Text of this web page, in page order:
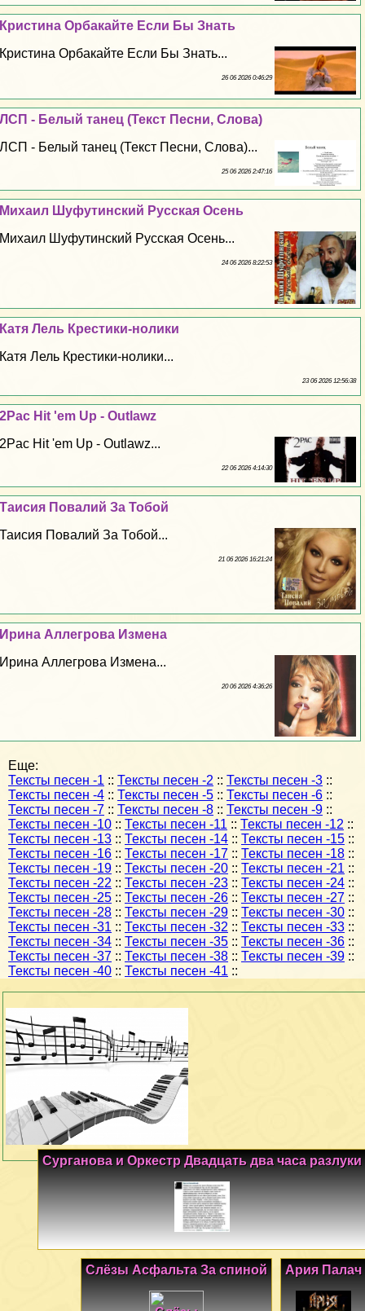
Кристина Орбакайте Если Бы Знать
Кристина Орбакайте Если Бы Знать...
26 06 2026 0:46:29
ЛСП - Белый танец (Текст Песни, Слова)
ЛСП - Белый танец (Текст Песни, Слова)...
25 06 2026 2:47:16
Михаил Шуфутинский Русская Осень
Михаил Шуфутинский Русская Осень...
24 06 2026 8:22:53
Катя Лель Крестики-нолики
Катя Лель Крестики-нолики...
23 06 2026 12:56:38
2Pac Hit 'em Up - Outlawz
2Pac Hit 'em Up - Outlawz...
22 06 2026 4:14:30
Таисия Повалий За Тобой
Таисия Повалий За Тобой...
21 06 2026 16:21:24
Ирина Аллегрова Измена
Ирина Аллегрова Измена...
20 06 2026 4:36:26
Еще:
Тексты песен -1 :: Тексты песен -2 :: Тексты песен -3 ::
Тексты песен -4 :: Тексты песен -5 :: Тексты песен -6 ::
Тексты песен -7 :: Тексты песен -8 :: Тексты песен -9 ::
Тексты песен -10 :: Тексты песен -11 :: Тексты песен -12 ::
Тексты песен -13 :: Тексты песен -14 :: Тексты песен -15 ::
Тексты песен -16 :: Тексты песен -17 :: Тексты песен -18 ::
Тексты песен -19 :: Тексты песен -20 :: Тексты песен -21 ::
Тексты песен -22 :: Тексты песен -23 :: Тексты песен -24 ::
Тексты песен -25 :: Тексты песен -26 :: Тексты песен -27 ::
Тексты песен -28 :: Тексты песен -29 :: Тексты песен -30 ::
Тексты песен -31 :: Тексты песен -32 :: Тексты песен -33 ::
Тексты песен -34 :: Тексты песен -35 :: Тексты песен -36 ::
Тексты песен -37 :: Тексты песен -38 :: Тексты песен -39 ::
Тексты песен -40 :: Тексты песен -41 ::
Сурганова и Оркестр Двадцать два часа разлуки
Ария Палач
Слёзы Асфальта За спиной